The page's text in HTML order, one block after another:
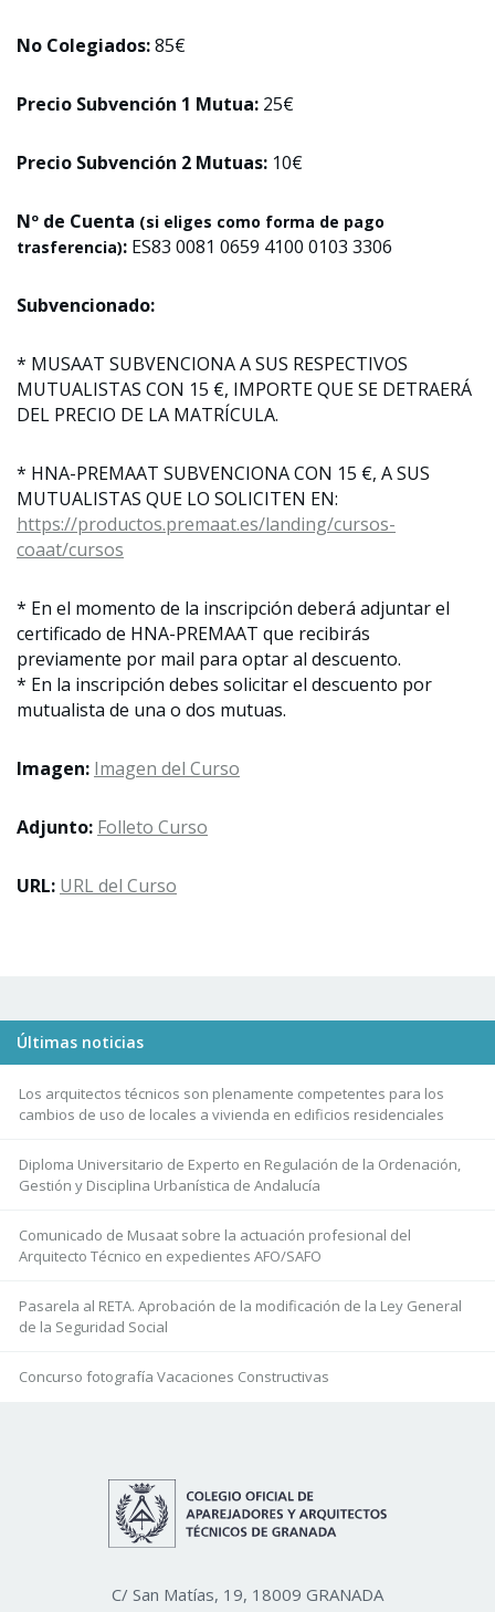
No Colegiados:85€
Precio Subvención 1 Mutua: 25€
Precio Subvención 2 Mutuas: 10€
Nº de Cuenta (si eliges como forma de pago
trasferencia): ES83 0081 0659 4100 0103 3306
Subvencionado:
* MUSAAT SUBVENCIONA A SUS RESPECTIVOS
MUTUALISTAS CON 15 €, IMPORTE QUE SE DETRAERÁ
DEL PRECIO DE LA MATRÍCULA.
* HNA-PREMAAT SUBVENCIONA CON 15 €, A SUS
MUTUALISTAS QUE LO SOLICITEN EN:
https://productos.premaat.es/landing/cursos-
coaat/cursos
* En el momento de la inscripción deberá adjuntar el
certificado de HNA-PREMAAT que recibirás
previamente por mail para optar al descuento.
* En la inscripción debes solicitar el descuento por
mutualista de una o dos mutuas.
Imagen: Imagen del Curso
Adjunto: Folleto Curso
URL: URL del Curso
Últimas noticias
Los arquitectos técnicos son plenamente competentes para los
cambios de uso de locales a vivienda en edificios residenciales
Diploma Universitario de Experto en Regulación de la Ordenación,
Gestión y Disciplina Urbanística de Andalucía
Comunicado de Musaat sobre la actuación profesional del
Arquitecto Técnico en expedientes AFO/SAFO
Pasarela al RETA. Aprobación de la modificación de la Ley General
de la Seguridad Social
Concurso fotografía Vacaciones Constructivas
C/ San Matías, 19, 18009 GRANADA